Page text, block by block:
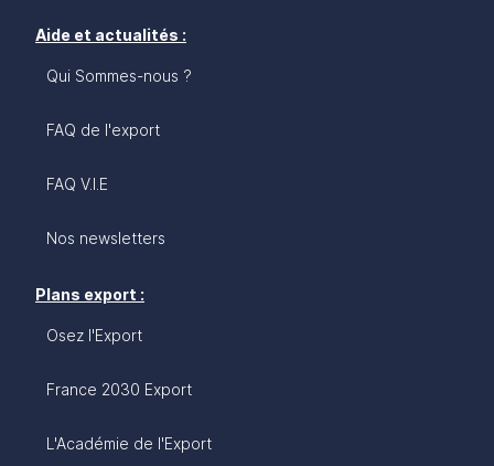
Aide et actualités :
Qui Sommes-nous ?
FAQ de l'export
FAQ V.I.E
Nos newsletters
Plans export :
Osez l'Export
France 2030 Export
L'Académie de l'Export